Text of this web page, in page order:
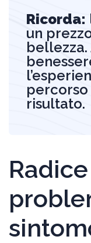
Ricorda:
un
risultato.